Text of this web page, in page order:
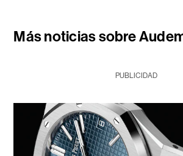
Más noticias sobre
PUBLICIDAD